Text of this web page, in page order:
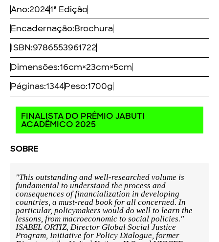
"This outstanding and well-researched volume is
fundamental to understand the process and
consequences of financialization in developing
countries, a must-read book for all concerned. In
particular, policymakers would do well to learn the
lessons, from macroeconomic to social policies."
ISABEL ORTIZ, Director Global Social Justice
Program, Initiative for Policy Dialogue, former
Director at the United Nations ILO and UNICEF
neoliberal. Foi uma fase do capitalismo dominada por
uma coalizão de rentistas e financistas. Aos primeiros
interessa juros altos e dividendos elevados, aos
segundos, belas comissões e juros igualmente altos. O
estagnação e desigualdade." LUIZ CARLOS BRESSER-
"A financeirização, ainda que afete absolutamente
todas as esferas da vida social, não vem merecendo a
atenção devida nos debates políticos e acadêmicos. A
presente coletânea veio para mudar este quadro. Por
sua abrangência e qualidade acadêmica, este livro é
leitura imprescindível para decifrar as dinâmicas
contemporâneas da acumulação capitalista." SÉRGIO